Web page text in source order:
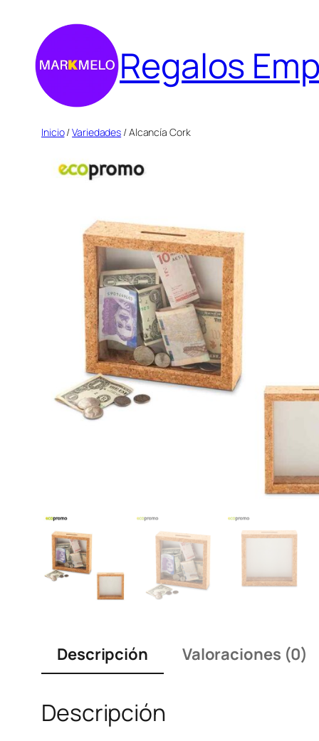
contenido
Regalos
Inicio/Variedades / Alcancía Cork
Descripción Valoraciones (0)
Descripción